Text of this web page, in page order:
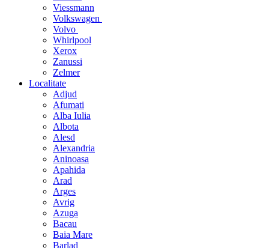
Viessmann
Volkswagen
Volvo
Whirlpool
Xerox
Zanussi
Zelmer
Localitate
Adjud
Afumati
Alba Iulia
Albota
Alesd
Alexandria
Aninoasa
Apahida
Arad
Arges
Avrig
Azuga
Bacau
Baia Mare
Barlad